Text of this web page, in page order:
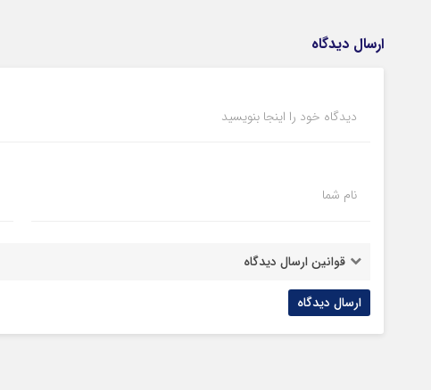
ارسال دیدگاه
دیدگاه خود را اینجا بنویسید
نام شما
قوانین ارسال دیدگاه